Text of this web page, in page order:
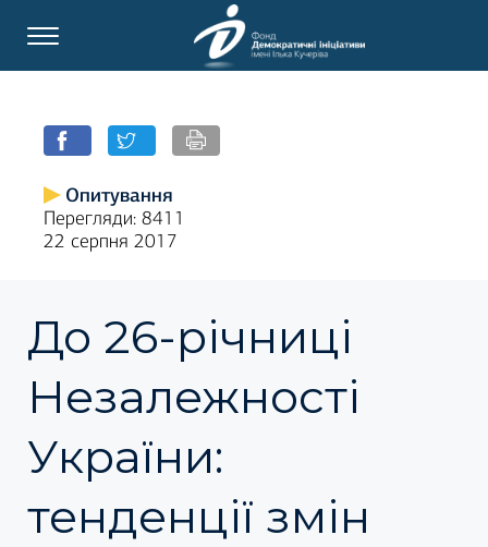
Опитування
Перегляди: 8411
22 серпня 2017
До 26-річниці
Незалежності
України:
тенденції змін